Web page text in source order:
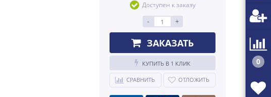
Доступен к заказу
- +
ЗАКАЗАТЬ
КУПИТЬ В 1 КЛИК
СРАВНИТЬ ОТЛОЖИТЬ
0